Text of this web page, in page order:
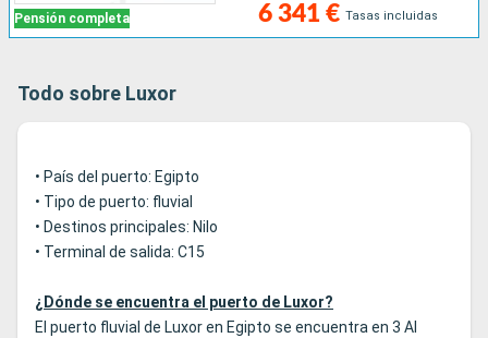
Pensión completa 6 341 € Tasas incluidas
Todo sobre Luxor
• País del puerto: Egipto
• Tipo de puerto: fluvial
• Destinos principales: Nilo
• Terminal de salida: C15
¿Dónde se encuentra el puerto de Luxor?
El puerto fluvial de Luxor en Egipto se encuentra en 3 Al